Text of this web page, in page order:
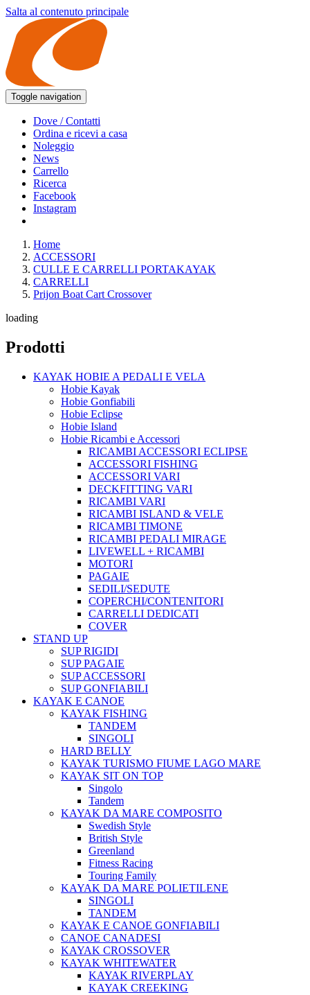
Salta al contenuto principale
Toggle navigation
Dove / Contatti
Ordina e ricevi a casa
Noleggio
News
Carrello
Ricerca
Facebook
Instagram
Home
ACCESSORI
CULLE E CARRELLI PORTAKAYAK
CARRELLI
Prijon Boat Cart Crossover
loading
Prodotti
KAYAK HOBIE A PEDALI E VELA
Hobie Kayak
Hobie Gonfiabili
Hobie Eclipse
Hobie Island
Hobie Ricambi e Accessori
RICAMBI ACCESSORI ECLIPSE
ACCESSORI FISHING
ACCESSORI VARI
DECKFITTING VARI
RICAMBI VARI
RICAMBI ISLAND & VELE
RICAMBI TIMONE
RICAMBI PEDALI MIRAGE
LIVEWELL + RICAMBI
MOTORI
PAGAIE
SEDILI/SEDUTE
COPERCHI/CONTENITORI
CARRELLI DEDICATI
COVER
STAND UP
SUP RIGIDI
SUP PAGAIE
SUP ACCESSORI
SUP GONFIABILI
KAYAK E CANOE
KAYAK FISHING
TANDEM
SINGOLI
HARD BELLY
KAYAK TURISMO FIUME LAGO MARE
KAYAK SIT ON TOP
Singolo
Tandem
KAYAK DA MARE COMPOSITO
Swedish Style
British Style
Greenland
Fitness Racing
Touring Family
KAYAK DA MARE POLIETILENE
SINGOLI
TANDEM
KAYAK E CANOE GONFIABILI
CANOE CANADESI
KAYAK CROSSOVER
KAYAK WHITEWATER
KAYAK RIVERPLAY
KAYAK CREEKING